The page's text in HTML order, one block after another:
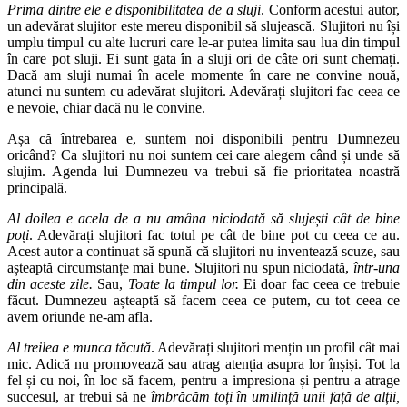
Prima dintre ele e disponibilitatea de a sluji. Conform acestui autor,
un adevărat slujitor este mereu disponibil să slujească. Slujitori nu își
umplu timpul cu alte lucruri care le-ar putea limita sau lua din timpul
în care pot sluji. Ei sunt gata în a sluji ori de câte ori sunt chemați.
Dacă am sluji numai în acele momente în care ne convine nouă,
atunci nu suntem cu adevărat slujitori. Adevărați slujitori fac ceea ce
e nevoie, chiar dacă nu le convine.
Așa că întrebarea e, suntem noi disponibili pentru Dumnezeu
oricând? Ca slujitori nu noi suntem cei care alegem când și unde să
slujim. Agenda lui Dumnezeu va trebui să fie prioritatea noastră
principală.
Al doilea e acela de a nu amâna niciodată să slujești cât de bine
poți. Adevărați slujitori fac totul pe cât de bine pot cu ceea ce au.
Acest autor a continuat să spună că slujitori nu inventează scuze, sau
așteaptă circumstanțe mai bune. Slujitori nu spun niciodată, într-una
din aceste zile. Sau, Toate la timpul lor. Ei doar fac ceea ce trebuie
făcut. Dumnezeu așteaptă să facem ceea ce putem, cu tot ceea ce
avem oriunde ne-am afla.
Al treilea e munca tăcută. Adevărați slujitori mențin un profil cât mai
mic. Adică nu promovează sau atrag atenția asupra lor înșiși. Tot la
fel și cu noi, în loc să facem, pentru a impresiona și pentru a atrage
succesul, ar trebui să ne îmbrăcăm toți în umilință unii față de alții,